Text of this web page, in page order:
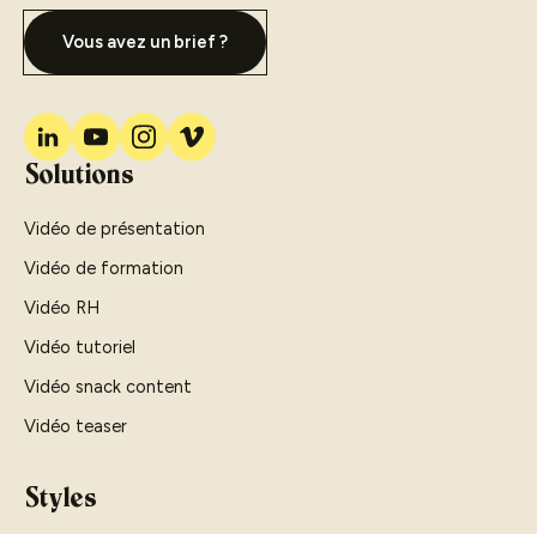
Vous avez un brief ?
Solutions
Vidéo de présentation
Vidéo de formation
Vidéo RH
Vidéo tutoriel
Vidéo snack content
Vidéo teaser
Styles